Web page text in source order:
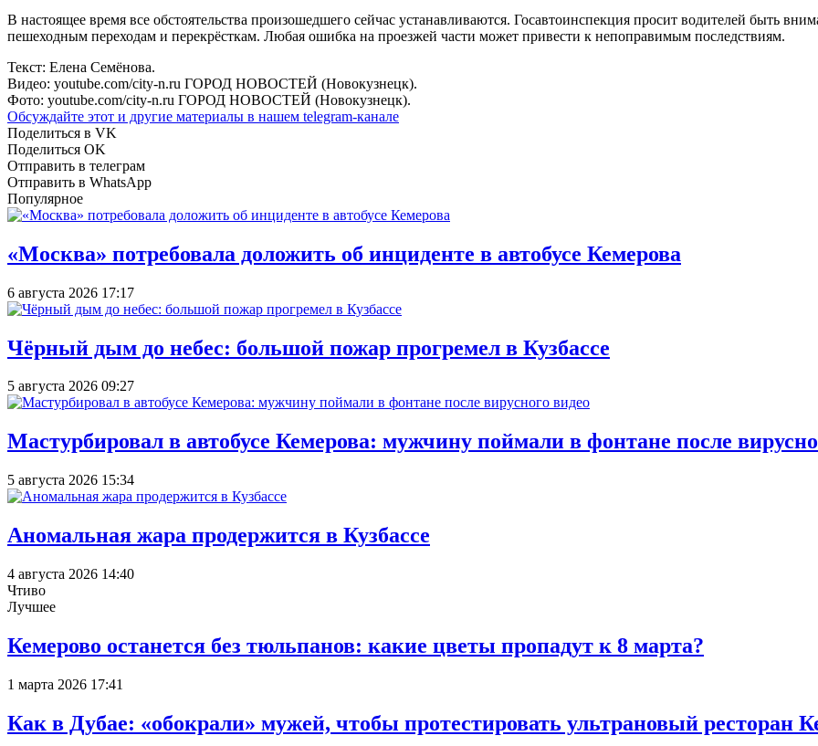
В настоящее время все обстоятельства произошедшего сейчас устанавливаются. Госавтоинспекция просит водителей быть
пешеходным переходам и перекрёсткам. Любая ошибка на проезжей части может привести к непоправимым последствиям.
Текст: Елена Семёнова.
Видео: youtube.com/city-n.ru ГОРОД НОВОСТЕЙ (Новокузнецк).
Фото: youtube.com/city-n.ru ГОРОД НОВОСТЕЙ (Новокузнецк).
Обсуждайте этот и другие материалы в нашем telegram-канале
Поделиться в VK
Поделиться OK
Отправить в телеграм
Отправить в WhatsApp
Популярное
«Москва» потребовала доложить об инциденте в автобусе Кемерова
6 августа 2026 17:17
Чёрный дым до небес: большой пожар прогремел в Кузбассе
5 августа 2026 09:27
Мастурбировал в автобусе Кемерова: мужчину поймали в фонтане после
5 августа 2026 15:34
Аномальная жара продержится в Кузбассе
4 августа 2026 14:40
Чтиво
Лучшее
Кемерово останется без тюльпанов: какие цветы пропадут к 8 марта?
1 марта 2026 17:41
Как в Дубае: «обокрали» мужей, чтобы протестировать ультрановый ресторан